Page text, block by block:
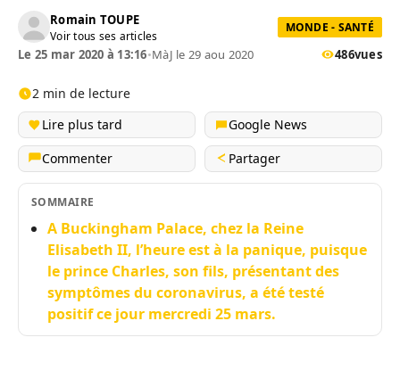
Romain TOUPE
Voir tous ses articles
MONDE - SANTÉ
Le 25 mar 2020 à 13:16•MàJ le 29 aou 2020 486vues
2 min de lecture
Lire plus tard
Google News
Commenter
Partager
SOMMAIRE
A Buckingham Palace, chez la Reine
Elisabeth II, l’heure est à la panique, puisque
le prince Charles, son fils, présentant des
symptômes du coronavirus, a été testé
positif ce jour mercredi 25 mars.